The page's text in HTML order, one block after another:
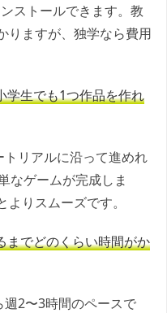
ストールできます。教
りますが、独学なら費用
学生でも1つ作品を作れ
リアルに沿って進めれ
なゲームが完成しま
りスムーズです。
までどのくらい時間がか
2〜3時間のペースで